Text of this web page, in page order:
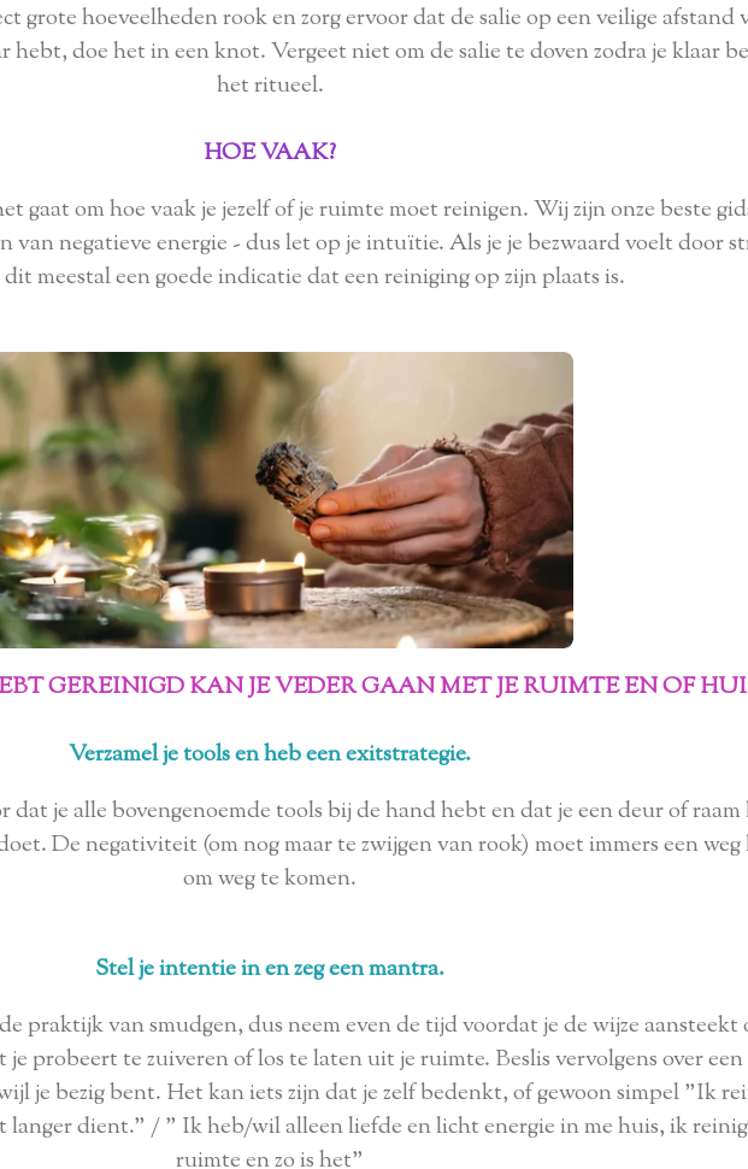
grote hoeveelheden rook en zorg ervoor dat de salie op een veilige afstand
hebt, doe het in een knot. Vergeet niet om de salie te doven zodra je klaar
het ritueel.
HOE VAAK?
gaat om hoe vaak je jezelf of je ruimte moet reinigen. Wij zijn onze beste
van negatieve energie - dus let op je intuïtie. Als je je bezwaard voelt door
dit meestal een goede indicatie dat een reiniging op zijn plaats is.
GEREINIGD KAN JE VEDER GAAN MET JE RUIMTE EN OF
Verzamel je tools en heb een exitstrategie.
dat je alle bovengenoemde tools bij de hand hebt en dat je een deur of
De negativiteit (om nog maar te zwijgen van rook) moet immers een
om weg te komen.
Stel je intentie in en zeg een mantra.
praktijk van smudgen, dus neem even de tijd voordat je de wijze aansteekt
probeert te zuiveren of los te laten uit je ruimte. Beslis vervolgens over
je bezig bent. Het kan iets zijn dat je zelf bedenkt, of gewoon simpel "Ik
langer dient." / " Ik heb/wil alleen liefde en licht energie in me huis, ik
ruimte en zo is het"